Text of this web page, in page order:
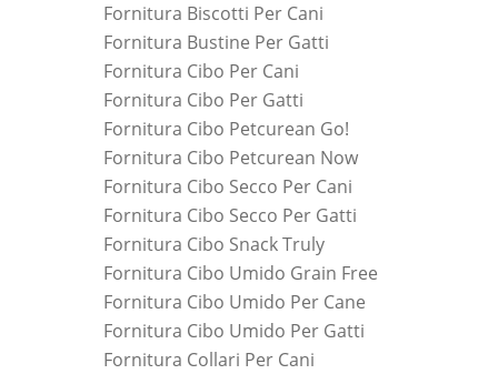
Fornitura Biscotti Per Cani
Fornitura Bustine Per Gatti
Fornitura Cibo Per Cani
Fornitura Cibo Per Gatti
Fornitura Cibo Petcurean Go!
Fornitura Cibo Petcurean Now
Fornitura Cibo Secco Per Cani
Fornitura Cibo Secco Per Gatti
Fornitura Cibo Snack Truly
Fornitura Cibo Umido Grain Free
Fornitura Cibo Umido Per Cane
Fornitura Cibo Umido Per Gatti
Fornitura Collari Per Cani